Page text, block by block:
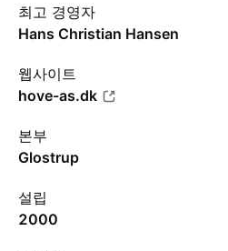
최고 경영자
Hans Christian Hansen
웹사이트
hove-as.dk
본부
Glostrup
설립
2000